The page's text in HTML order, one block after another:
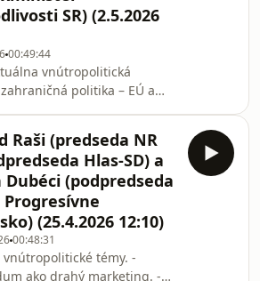
Slovenský rozhlas, Rádio
SRo1. Reláciu vysielame
po 12:10.
SR) (2.5.2026
00:49:44
vnútropolitická
politika – EÚ a
vlády SR, minister
SD) a Viliam Karas
KDH; exminister
| Moderuje: Matej
Slovenský rozhlas, Rádio
SRo1. Reláciu vysielame
po 12:
Raši (predseda NR
Hlas-SD) a
(podpredseda
Progresívne
(25.4.2026 12:10)
00:48:31
témy. -
ako drahý marketing. -